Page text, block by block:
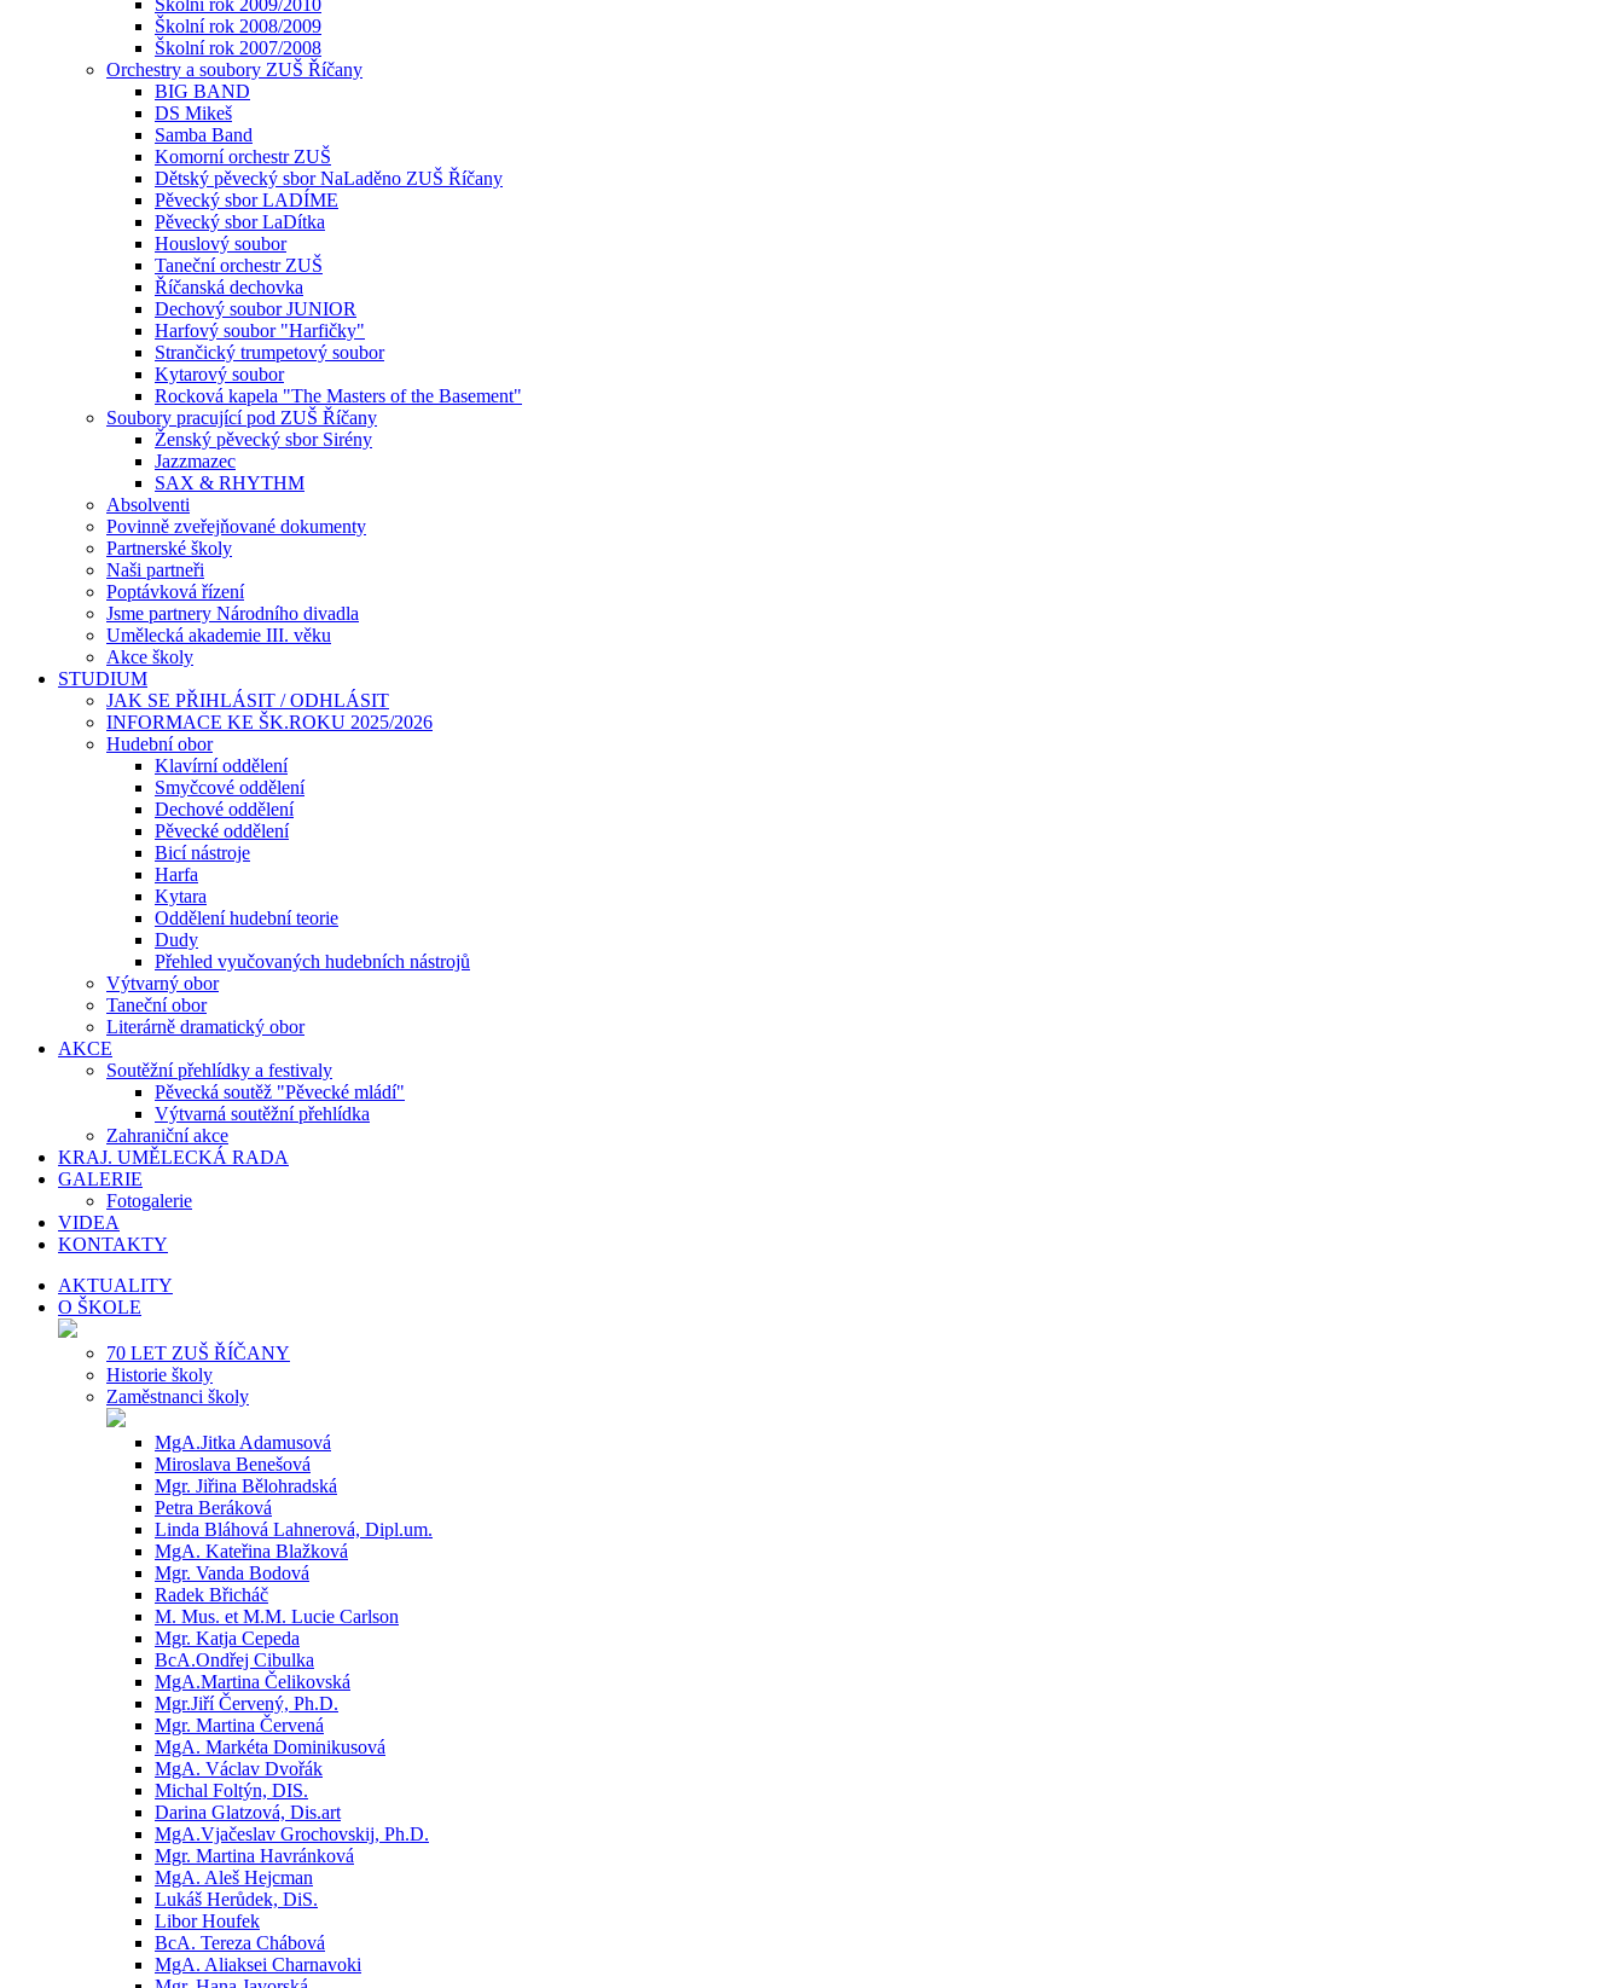
Školní rok 2009/2010
Školní rok 2008/2009
Školní rok 2007/2008
Orchestry a soubory ZUŠ Říčany
BIG BAND
DS Mikeš
Samba Band
Komorní orchestr ZUŠ
Dětský pěvecký sbor NaLaděno ZUŠ Říčany
Pěvecký sbor LADÍME
Pěvecký sbor LaDítka
Houslový soubor
Taneční orchestr ZUŠ
Říčanská dechovka
Dechový soubor JUNIOR
Harfový soubor "Harfičky"
Strančický trumpetový soubor
Kytarový soubor
Rocková kapela "The Masters of the Basement"
Soubory pracující pod ZUŠ Říčany
Ženský pěvecký sbor Sirény
Jazzmazec
SAX & RHYTHM
Absolventi
Povinně zveřejňované dokumenty
Partnerské školy
Naši partneři
Poptávková řízení
Jsme partnery Národního divadla
Umělecká akademie III. věku
Akce školy
STUDIUM
JAK SE PŘIHLÁSIT / ODHLÁSIT
INFORMACE KE ŠK.ROKU 2025/2026
Hudební obor
Klavírní oddělení
Smyčcové oddělení
Dechové oddělení
Pěvecké oddělení
Bicí nástroje
Harfa
Kytara
Oddělení hudební teorie
Dudy
Přehled vyučovaných hudebních nástrojů
Výtvarný obor
Taneční obor
Literárně dramatický obor
AKCE
Soutěžní přehlídky a festivaly
Pěvecká soutěž "Pěvecké mládí"
Výtvarná soutěžní přehlídka
Zahraniční akce
KRAJ. UMĚLECKÁ RADA
GALERIE
Fotogalerie
VIDEA
KONTAKTY
AKTUALITY
O ŠKOLE
70 LET ZUŠ ŘÍČANY
Historie školy
Zaměstnanci školy
MgA.Jitka Adamusová
Miroslava Benešová
Mgr. Jiřina Bělohradská
Petra Beráková
Linda Bláhová Lahnerová, Dipl.um.
MgA. Kateřina Blažková
Mgr. Vanda Bodová
Radek Břicháč
M. Mus. et M.M. Lucie Carlson
Mgr. Katja Cepeda
BcA.Ondřej Cibulka
MgA.Martina Čelikovská
Mgr.Jiří Červený, Ph.D.
Mgr. Martina Červená
MgA. Markéta Dominikusová
MgA. Václav Dvořák
Michal Foltýn, DIS.
Darina Glatzová, Dis.art
MgA.Vjačeslav Grochovskij, Ph.D.
Mgr. Martina Havránková
MgA. Aleš Hejcman
Lukáš Herůdek, DiS.
Libor Houfek
BcA. Tereza Chábová
MgA. Aliaksei Charnavoki